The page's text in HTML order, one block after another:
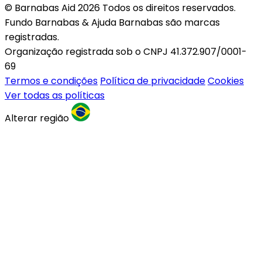
© Barnabas Aid 2026 Todos os direitos reservados.
Fundo Barnabas & Ajuda Barnabas são marcas
registradas.
Organização registrada sob o CNPJ 41.372.907/0001-
69
Termos e condições Política de privacidadeCookies
Ver todas as políticas
Alterar região